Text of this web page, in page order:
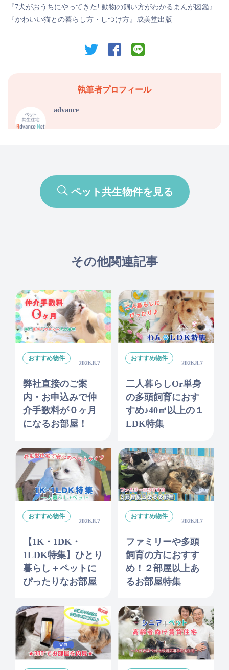
『7犬がおうちにやってきた! 動物の飼い方がわかるまんが図鑑』
『かわいい猫との暮らし方・しつけ方』成美堂出版
twitter facebook
執筆者プロフィール
advance
ペット共生物件を見る
その他関連記事
おすすめ物件
2026.8.7
弊社直接のご案
内・お申込みで仲
介手数料が０ヶ月
になるお部屋！
おすすめ物件
2026.8.7
二人暮らしor単身
の多頭飼育におす
すめ♪40㎡以上の１
LDK特集
おすすめ物件
2026.8.7
【1K・1DK・
1LDK特集】ひとり
暮らし＋ペットに
ぴったりなお部屋
おすすめ物件
2026.8.7
ファミリーや多頭
飼育の方におすす
め！２部屋以上あ
るお部屋特集